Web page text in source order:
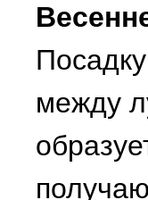
между